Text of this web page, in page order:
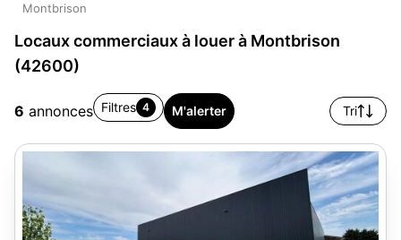
Montbrison
Locaux commerciaux à louer à Montbrison
(42600)
6 annonces Filtres 4 M'alerter Tri